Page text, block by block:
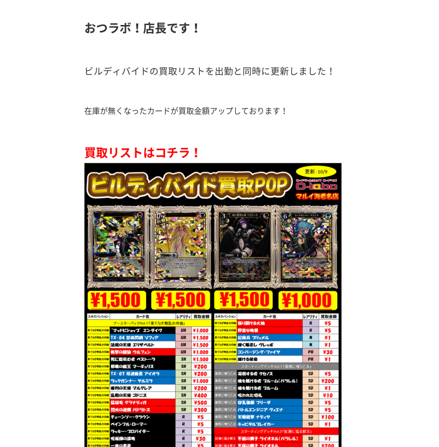
おつラボ！店長です！
ビルディバイドの買取リストを出勤と同時に更新しました！
在庫が無くなったカードが買取金額アップしております！
買取リストはコチラ！